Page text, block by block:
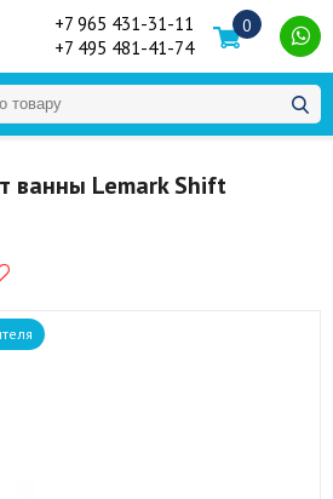
+7 965 431-31-11
+7 495 481-41-74
0
ванны Lemark Shift